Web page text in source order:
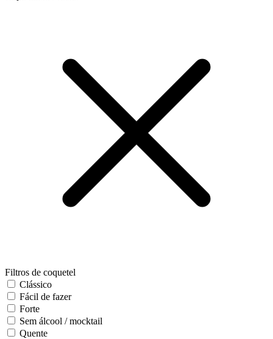
Filtros de coquetel
Clássico
Fácil de fazer
Forte
Sem álcool / mocktail
Quente